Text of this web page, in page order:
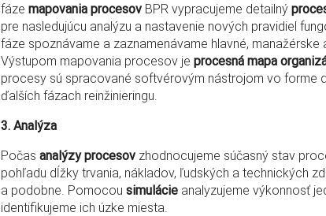
fáze mapovania procesov BPR vypracujeme detailný
pre nasledujúcu analýzu a nastavenie nových pravidiel
fáze spoznávame a zaznamenávame hlavné,
Výstupom mapovania procesov je procesná mapa
procesy sú spracované softvérovým nástrojom vo forme
ďalších fázach reinžinieringu.
3. Analýza
Počas analýzy procesov zhodnocujeme súčasný stav
pohľadu dĺžky trvania, nákladov, ľudských a technických
a podobne. Pomocou simulácie analyzujeme výkonnosť
identifikujeme ich úzke miesta.